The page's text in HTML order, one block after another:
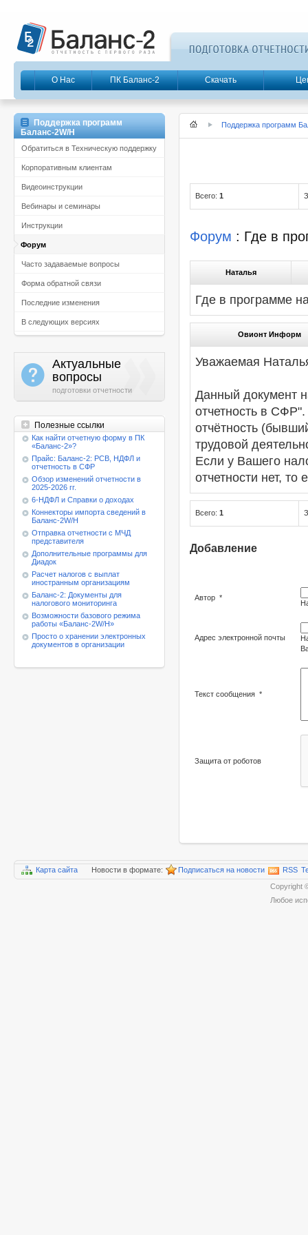
О Нас ПК Баланс-2 Скачать
Поддержка программ
Баланс-2W/Н
Обратиться в Техническую поддержку
Корпоративным клиентам
Видеоинструкции
Вебинары и семинары
Инструкции
Форум
Часто задаваемые вопросы
Форма обратной связи
Последние изменения
В следующих версиях
a Актуальные
вопросы
подготовки отчетности
Полезные ссылки
Как найти отчетную форму в ПК
«Баланс-2»?
Прайс: Баланс-2: РСВ, НДФЛ и
отчетность в СФР
Обзор изменений отчетности в
2025-2026 гг.
6-НДФЛ и Справки о доходах
Коннекторы импорта сведений в
Баланс-2W/Н
Отправка отчетности с МЧД
представителя
Дополнительные программы для
Диадок
Расчет налогов с выплат
иностранным организациям
Баланс-2: Документы для
налогового мониторинга
Возможности базового режима
работы «Баланс-2W/Н»
Просто о хранении электронных
документов в организации
Поддержка программ
Всего: 1
Форум : Где в
Наталья
Где в программе
Овионт Информ
Уважаемая
Данный документ
отчетность в
отчётность
трудовой
Если у Вашего
отчетности нет, то
Всего: 1
Добавление
Автор *
Адрес электронной почты
Текст сообщения *
Защита от роботов
Карта сайта Новости в формате: Подписаться на новости RSS
Любое